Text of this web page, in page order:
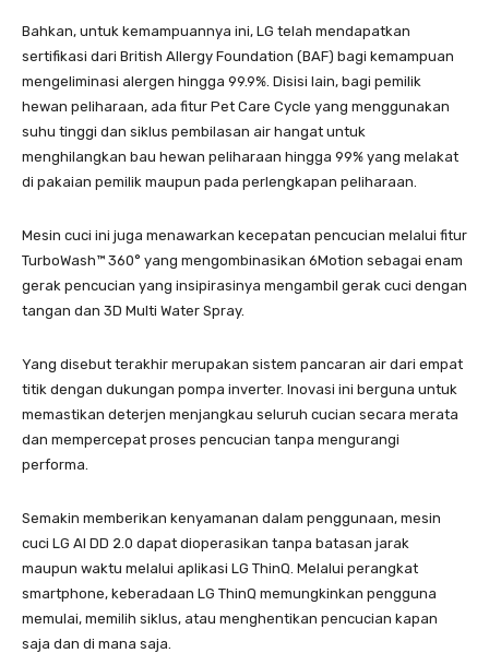
Bahkan, untuk kemampuannya ini, LG telah mendapatkan
sertifikasi dari British Allergy Foundation (BAF) bagi kemampuan
mengeliminasi alergen hingga 99.9%. Disisi lain, bagi pemilik
hewan peliharaan, ada fitur Pet Care Cycle yang menggunakan
suhu tinggi dan siklus pembilasan air hangat untuk
menghilangkan bau hewan peliharaan hingga 99% yang melakat
di pakaian pemilik maupun pada perlengkapan peliharaan.
Mesin cuci ini juga menawarkan kecepatan pencucian melalui fitur
TurboWash™️ 360° yang mengombinasikan 6Motion sebagai enam
gerak pencucian yang insipirasinya mengambil gerak cuci dengan
tangan dan 3D Multi Water Spray.
Yang disebut terakhir merupakan sistem pancaran air dari empat
titik dengan dukungan pompa inverter. Inovasi ini berguna untuk
memastikan deterjen menjangkau seluruh cucian secara merata
dan mempercepat proses pencucian tanpa mengurangi
performa.
Semakin memberikan kenyamanan dalam penggunaan, mesin
cuci LG AI DD 2.0 dapat dioperasikan tanpa batasan jarak
maupun waktu melalui aplikasi LG ThinQ. Melalui perangkat
smartphone, keberadaan LG ThinQ memungkinkan pengguna
memulai, memilih siklus, atau menghentikan pencucian kapan
saja dan di mana saja.